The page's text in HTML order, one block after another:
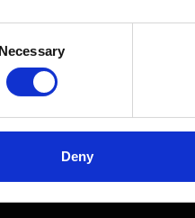
Necessary
Deny